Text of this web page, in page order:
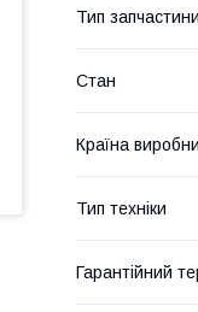
Тип запчастини
Стан
Країна
Тип техніки
Гарантійний